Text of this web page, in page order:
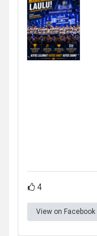
4
View on Facebook